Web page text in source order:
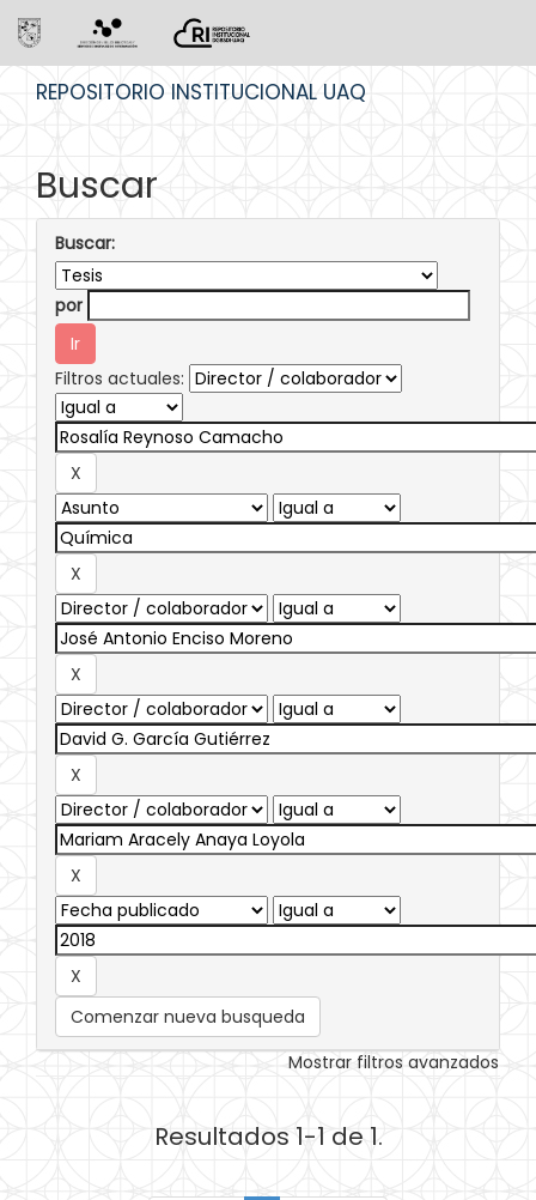
REPOSITORIO INSTITUCIONAL UAQ
Buscar
Buscar:
por
Filtros actuales:
Comenzar nueva busqueda
Mostrar filtros avanzados
Resultados 1-1 de 1.